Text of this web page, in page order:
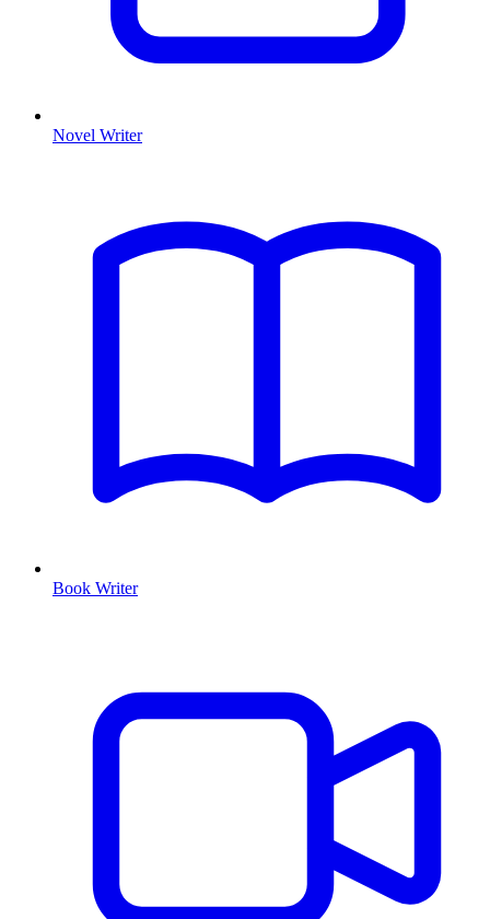
Novel Writer
Book Writer